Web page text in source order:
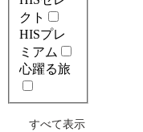
クト
HISプレ
ミアム
心躍る旅
すべて表示